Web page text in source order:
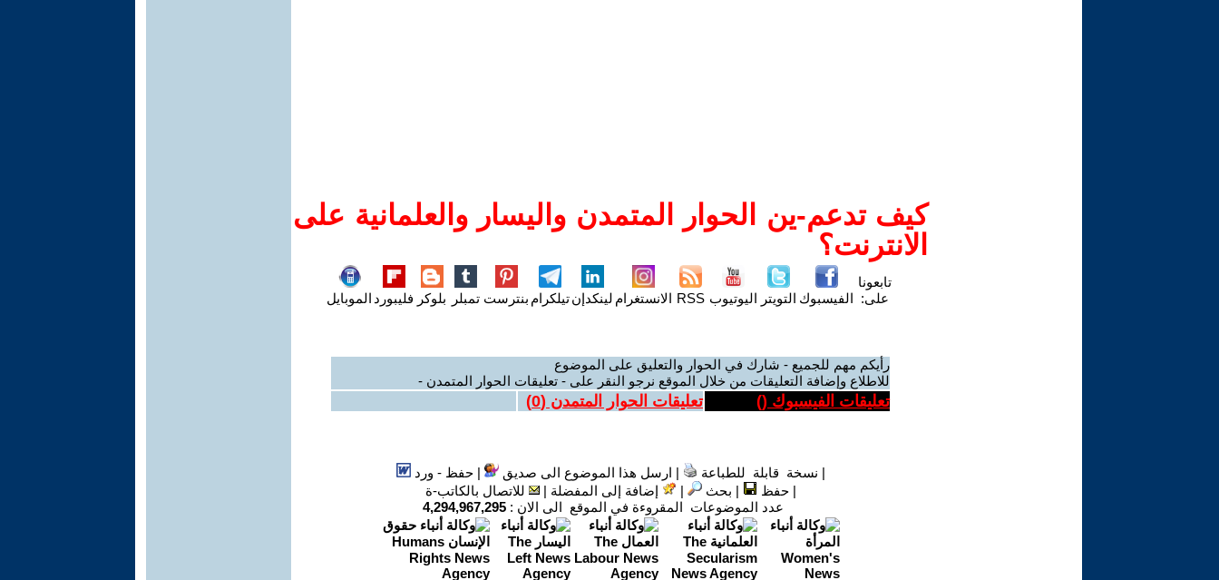
كيف تدعم-ين الحوار المتمدن واليسار والعلمانية على
الانترنت؟
تابعونا
على: الفيسبوك التويتر اليوتيوب RSS الانستغرام لينكدإنتيلكرام بنترست تمبلر بلوكر فليبورد الموبايل
رأيكم مهم للجميع - شارك في الحوار والتعليق على الموضوع
للاطلاع وإضافة التعليقات من خلال الموقع نرجو النقر على - تعليقات الحوار المتمدن -
تعليقات الفيسبوك () تعليقات الحوار المتمدن (0
)
| نسخة قابلة للطباعة | ارسل هذا الموضوع الى صديق |حفظ - ورد
|حفظ | بحث | إضافة إلى المفضلة |
للاتصال بالكاتب-ة
عدد الموضوعات المقروءة في الموقع الى الان : 4,294,967,295